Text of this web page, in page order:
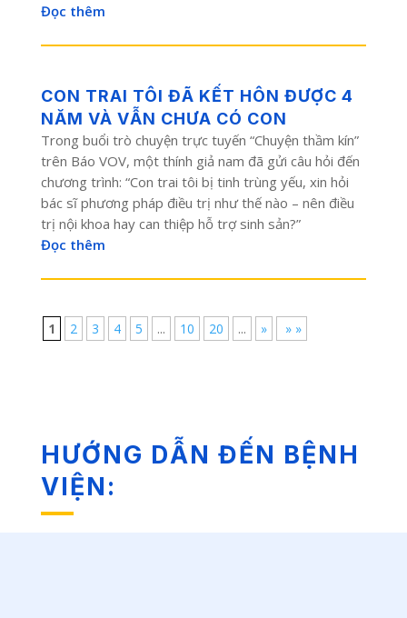
Đọc thêm
CON TRAI TÔI ĐÃ KẾT HÔN ĐƯỢC 4
NĂM VÀ VẪN CHƯA CÓ CON
Trong buổi trò chuyện trực tuyến “Chuyện thầm kín”
trên Báo VOV, một thính giả nam đã gửi câu hỏi đến
chương trình: “Con trai tôi bị tinh trùng yếu, xin hỏi
bác sĩ phương pháp điều trị như thế nào – nên điều
trị nội khoa hay can thiệp hỗ trợ sinh sản?”
Đọc thêm
1 2 3 4 5 ... 10 20 ... » » »
HƯỚNG DẪN ĐẾN BỆNH
VIỆN: